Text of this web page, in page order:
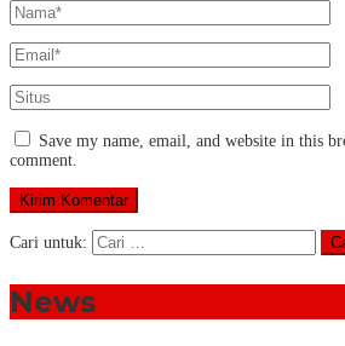
Save my name, email, and website in this
comment.
Cari untuk:
News